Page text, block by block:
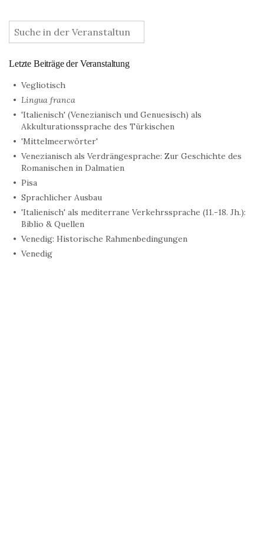
:
Letzte Beiträge der Veranstaltung
Vegliotisch
Lingua franca
'Italienisch' (Venezianisch und Genuesisch) als
Akkulturationssprache des Türkischen
'Mittelmeerwörter'
Venezianisch als Verdrängesprache: Zur Geschichte des
Romanischen in Dalmatien
Pisa
Sprachlicher Ausbau
'Italienisch' als mediterrane Verkehrssprache (11.-18. Jh.):
Biblio & Quellen
Venedig: Historische Rahmenbedingungen
Venedig